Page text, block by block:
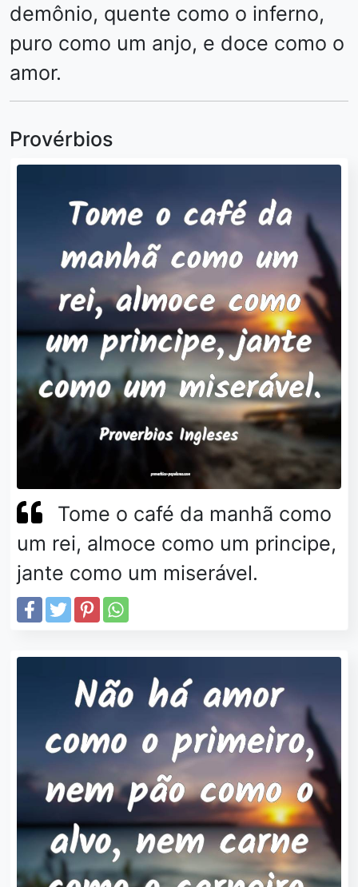
demônio, quente como o inferno,
puro como um anjo, e doce como o
amor.
Provérbios
Tome o café da manhã como
um rei, almoce como um principe,
jante como um miserável.